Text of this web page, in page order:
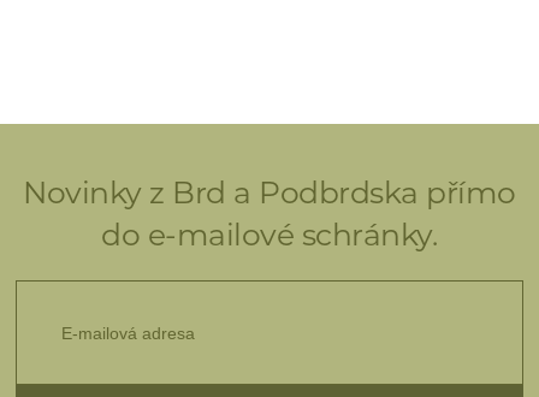
Novinky z Brd a Podbrdska přímo
do e-mailové schránky.